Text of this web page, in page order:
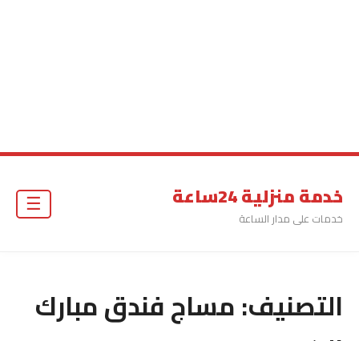
خدمة منزلية 24ساعة
خدمات على مدار الساعة
☰
التصنيف:مساج فندق مبارك